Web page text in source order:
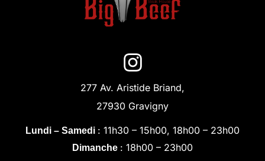
277 Av. Aristide Briand,
27930 Gravigny
Lundi – Samedi : 11h30 – 15h00, 18h00 – 23h00
Dimanche : 18h00 – 23h00